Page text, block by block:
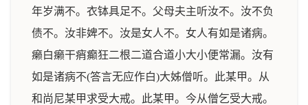
年岁满不。衣钵具足不。父母夫主听汝不。汝不负
债不。汝非婢不。汝是女人不。女人有如是诸病。
癞白癞干痟癫狂二根二道合道小大小便常漏。汝有
如是诸病不(答言无应作白)大姊僧听。此某甲。从
和尚尼某甲求受大戒。此某甲。今从僧乞受大戒。